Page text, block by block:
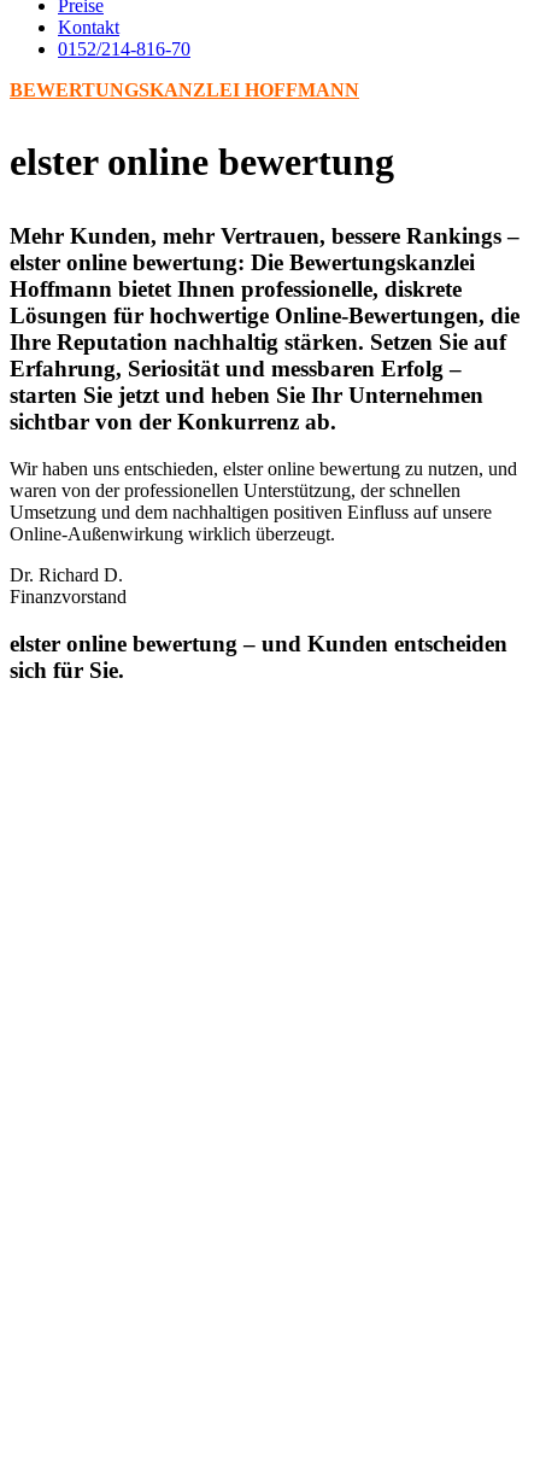
Preise
Kontakt
0152/214-816-70
BEWERTUNGSKANZLEI HOFFMANN
elster online bewertung
Mehr Kunden, mehr Vertrauen, bessere Rankings –
elster online bewertung: Die Bewertungskanzlei
Hoffmann bietet Ihnen professionelle, diskrete
Lösungen für hochwertige Online-Bewertungen, die
Ihre Reputation nachhaltig stärken. Setzen Sie auf
Erfahrung, Seriosität und messbaren Erfolg –
starten Sie jetzt und heben Sie Ihr Unternehmen
sichtbar von der Konkurrenz ab.
Wir haben uns entschieden, elster online bewertung zu nutzen, und
waren von der professionellen Unterstützung, der schnellen
Umsetzung und dem nachhaltigen positiven Einfluss auf unsere
Online‑Außenwirkung wirklich überzeugt.
Dr. Richard D.
Finanzvorstand
elster online bewertung – und Kunden entscheiden
sich für Sie.